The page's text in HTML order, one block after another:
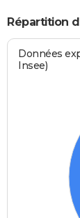
Répartition
Données
Insee)